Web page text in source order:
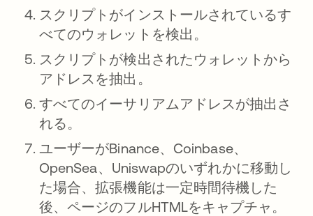
スクリプトがインストールされているす
べてのウォレットを検出。
スクリプトが検出されたウォレットから
アドレスを抽出。
すべてのイーサリアムアドレスが抽出さ
れる。
ユーザーがBinance、Coinbase、
OpenSea、Uniswapのいずれかに移動し
た場合、拡張機能は一定時間待機した
後、ページのフルHTMLをキャプチャ。